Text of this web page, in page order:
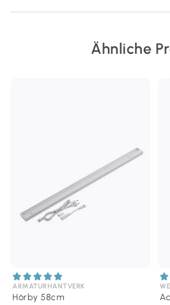
Ähnliche
ARMATURHANTVERK
Hörby 58cm